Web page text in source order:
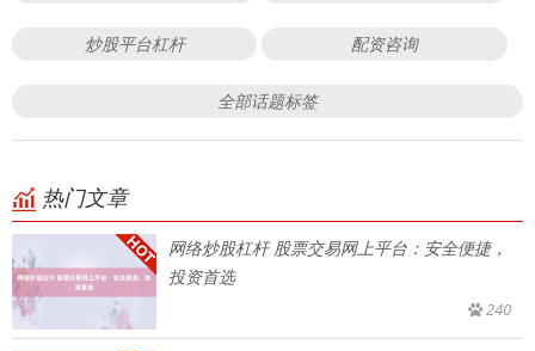
炒股平台杠杆 配资咨询
全部话题标签
热门文章
网络炒股杠杆 股票交易网上平台：安全便捷，
投资首选
240